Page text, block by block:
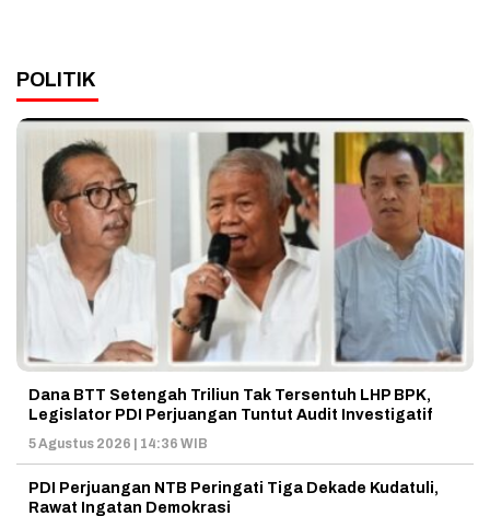
POLITIK
Dana BTT Setengah Triliun Tak Tersentuh LHP BPK,
Legislator PDI Perjuangan Tuntut Audit Investigatif
5 Agustus 2026 | 14:36 WIB
PDI Perjuangan NTB Peringati Tiga Dekade Kudatuli,
Rawat Ingatan Demokrasi